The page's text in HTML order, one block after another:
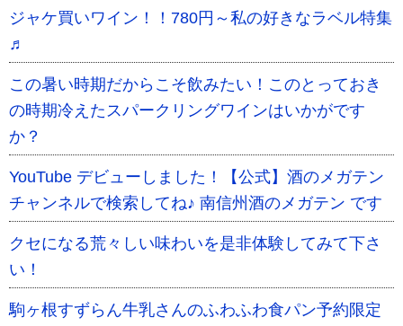
ジャケ買いワイン！！780円～私の好きなラベル特集
♬
この暑い時期だからこそ飲みたい！このとっておき
の時期冷えたスパークリングワインはいかがです
か？
YouTube デビューしました！【公式】酒のメガテン
チャンネルで検索してね♪ 南信州酒のメガテン です
クセになる荒々しい味わいを是非体験してみて下さ
い！
駒ヶ根すずらん牛乳さんのふわふわ食パン予約限定